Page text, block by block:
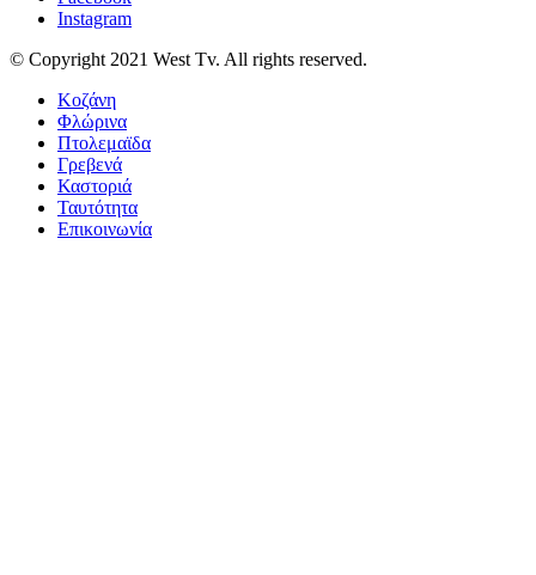
Instagram
© Copyright 2021 West Tv. All rights reserved.
Κοζάνη
Φλώρινα
Πτολεμαϊδα
Γρεβενά
Καστοριά
Ταυτότητα
Επικοινωνία